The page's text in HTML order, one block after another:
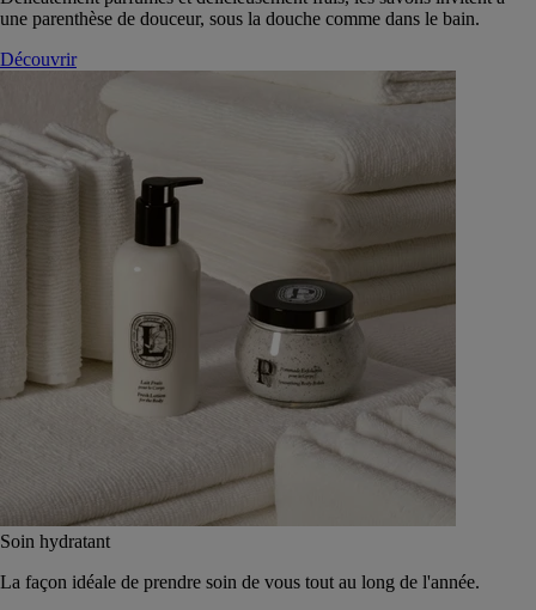
une parenthèse de douceur, sous la douche comme dans le bain.
Découvrir
Soin hydratant
La façon idéale de prendre soin de vous tout au long de l'année.